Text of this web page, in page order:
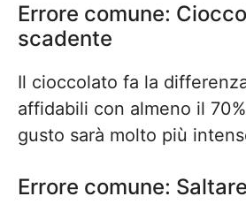
Errore comune:
scadente
Il cioccolato fa la
affidabili con almeno il
gusto sarà molto più
Errore comune: